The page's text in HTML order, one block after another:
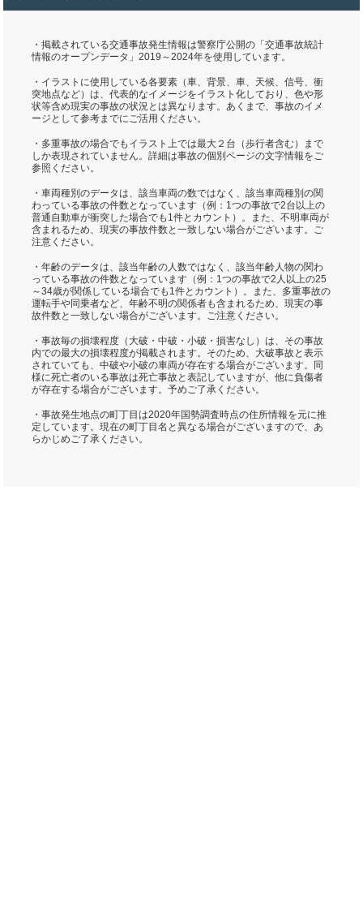
・掲載されている交通事故発生情報は警察庁公開の「交通事故統計
情報のオープンデータ」2019～2024年を使用しています。
・イラストに使用している各要素（車、背景、車、天候、信号、衝
突地点など）は、代表的なイメージをイラスト化しており、色や形
状等含め現実の事故の状況とは異なります。あくまで、事故のイメ
ージとして参考までにご活用ください。
・多重事故の場合でもイラスト上では最大２台（歩行者含む）まで
しか表現されていません。詳細は事故の個別ページの文字情報をご
参照ください。
・車両種別のデータは、該当車両の数ではなく、該当車両種別の関
わっている事故の件数となっています（例：1つの事故で2台以上の
普通自動車が衝突した場合でも1件とカウント）。また、不明車両が
含まれるため、現実の事故件数と一致しない場合がございます。ご
注意ください。
・年齢のデータは、該当年齢の人数ではなく、該当年齢人物の関わ
っている事故の件数となっています（例：1つの事故で2人以上の25
～34歳が関係している場合でも1件とカウント）。また、多重事故の
運転手や同乗者など、年齢不明の関係者も含まれるため、現実の事
故件数と一致しない場合がございます。ご注意ください。
・事故毎の損壊程度（大破・中破・小破・損害なし）は、その事故
内での最大の損壊程度が掲載されます。そのため、大破事故と表示
されていても、中破や小破の車両が存在する場合がございます。同
様に死亡者のいる事故は死亡事故と表記していますが、他に負傷者
が存在する場合がございます。予めご了承ください。
・事故発生地点の町丁目は2020年国勢調査時点の住所情報を元に推
定しています。現在の町丁目名と異なる場合がございますので、あ
らかじめご了承ください。